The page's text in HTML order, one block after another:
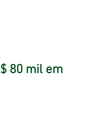
80 mil em